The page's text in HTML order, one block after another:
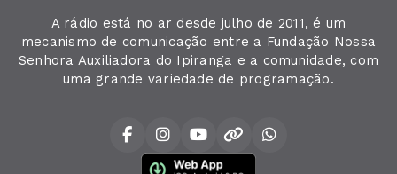
A rádio está no ar desde julho de 2011, é um
mecanismo de comunicação entre a Fundação Nossa
Senhora Auxiliadora do Ipiranga e a comunidade, com
uma grande variedade de programação.